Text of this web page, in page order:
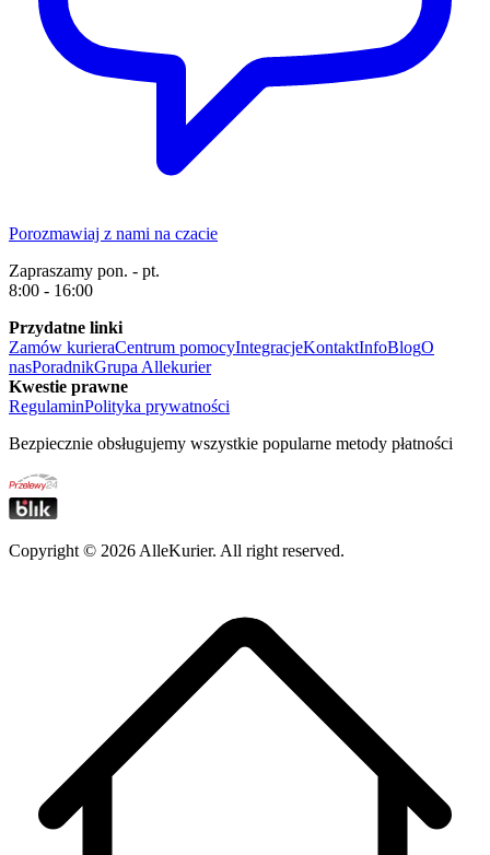
Porozmawiaj z nami na czacie
Zapraszamy pon. - pt.
8:00 - 16:00
Przydatne linki
Zamów kurieraCentrum pomocyIntegracjeKontaktInfoBlogO
nasPoradnikGrupa Allekurier
Kwestie prawne
RegulaminPolityka prywatności
Bezpiecznie obsługujemy wszystkie popularne metody płatności
Copyright © 2026 AlleKurier. All right reserved.